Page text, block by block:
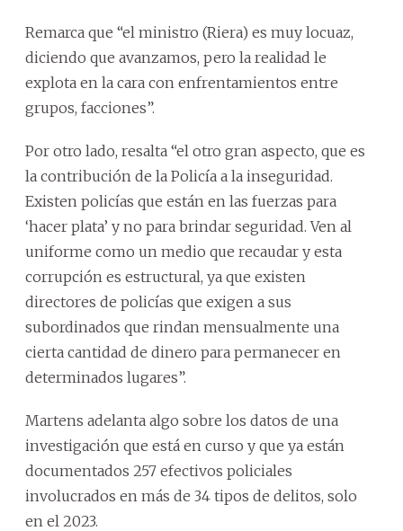
Remarca que “el ministro (Riera) es muy locuaz,
diciendo que avanzamos, pero la realidad le
explota en la cara con enfrentamientos entre
grupos, facciones”.
Por otro lado, resalta “el otro gran aspecto, que es
la contribución de la Policía a la inseguridad.
Existen policías que están en las fuerzas para
‘hacer plata’ y no para brindar seguridad. Ven al
uniforme como un medio que recaudar y esta
corrupción es estructural, ya que existen
directores de policías que exigen a sus
subordinados que rindan mensualmente una
cierta cantidad de dinero para permanecer en
determinados lugares”.
Martens adelanta algo sobre los datos de una
investigación que está en curso y que ya están
documentados 257 efectivos policiales
involucrados en más de 34 tipos de delitos, solo
en el 2023.